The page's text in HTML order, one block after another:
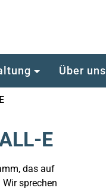
Über uns
E
das auf
sprechen